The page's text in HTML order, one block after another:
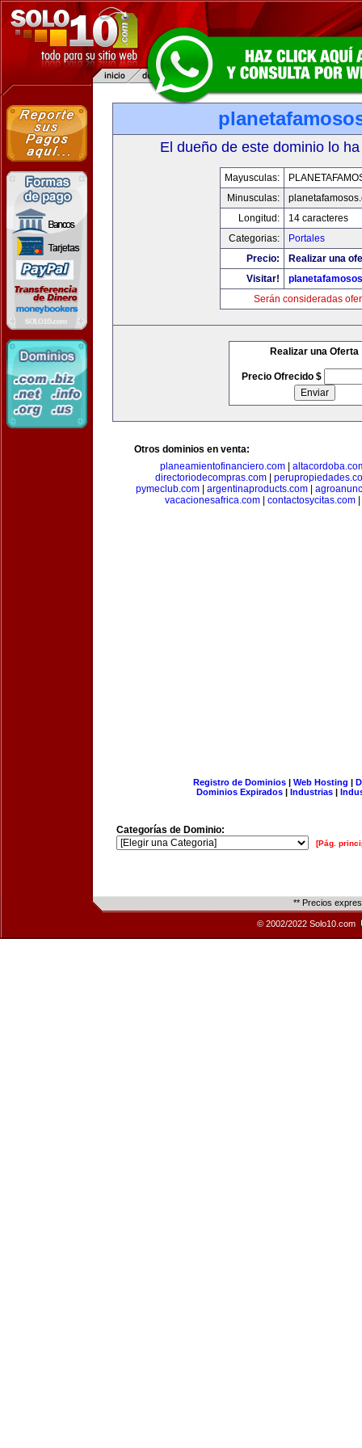
El dueño de este dominio lo
Mayusculas:
Minusculas:
Longitud:
14 caracteres
Categorias:
Portales
Precio:
Realizar una
Visitar!
Serán consideradas
Realizar una Oferta
Precio Ofrecido $
Otros dominios en venta:
planeamientofinanciero.com|
directoriodecompras.com|
pymeclub.com| argentinaproducts.com|
vacacionesafrica.com| contactosycitas.com|
Registro de Dominios| Web Hosting |
Dominios Expirados | Industrias |
Categorías de Dominio:
[Pág.
** Precios
© 2002/2022 Solo10.com